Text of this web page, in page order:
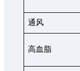
通风
高血脂